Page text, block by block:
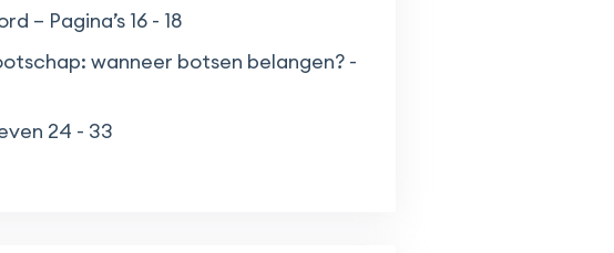
– Pagina’s 16 - 18
wanneer botsen belangen? -
24 - 33